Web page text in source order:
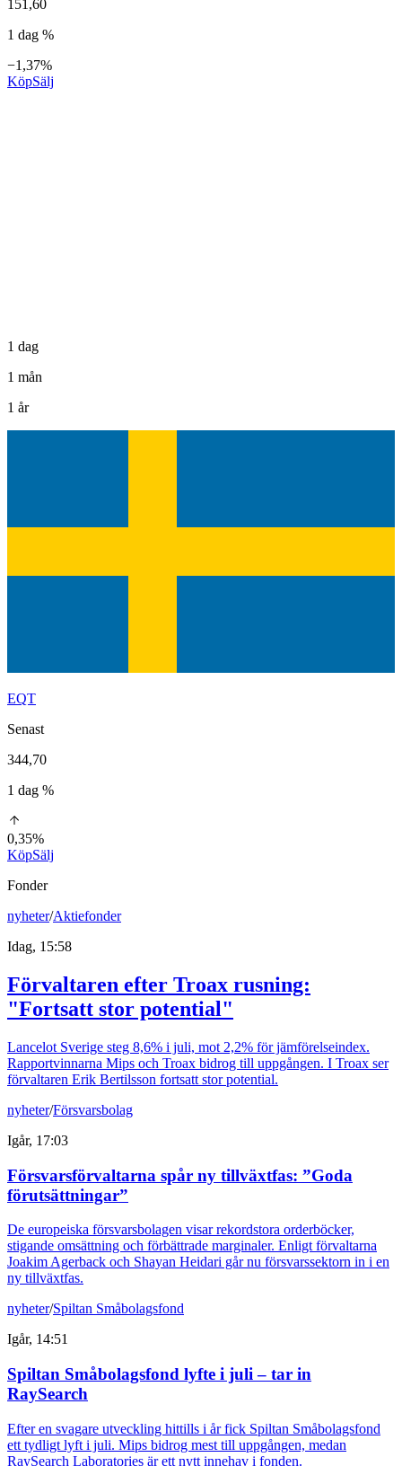
151,60
1 dag %
−1,37%
KöpSälj
1 dag
1 mån
1 år
EQT
Senast
344,70
1 dag %
0,35%
KöpSälj
Fonder
nyheter/Aktiefonder
Idag, 15:58
Förvaltaren efter Troax rusning:
"Fortsatt stor potential"
Lancelot Sverige steg 8,6% i juli, mot 2,2% för jämförelseindex.
Rapportvinnarna Mips och Troax bidrog till uppgången. I Troax ser
förvaltaren Erik Bertilsson fortsatt stor potential.
nyheter/Försvarsbolag
Igår, 17:03
Försvarsförvaltarna spår ny tillväxtfas: ”Goda
förutsättningar”
De europeiska försvarsbolagen visar rekordstora orderböcker,
stigande omsättning och förbättrade marginaler. Enligt förvaltarna
Joakim Agerback och Shayan Heidari går nu försvarssektorn in i en
ny tillväxtfas.
nyheter/Spiltan Småbolagsfond
Igår, 14:51
Spiltan Småbolagsfond lyfte i juli – tar in
RaySearch
Efter en svagare utveckling hittills i år fick Spiltan Småbolagsfond
ett tydligt lyft i juli. Mips bidrog mest till uppgången, medan
RaySearch Laboratories är ett nytt innehav i fonden.